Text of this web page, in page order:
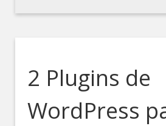
2 Plugins de
WordPress